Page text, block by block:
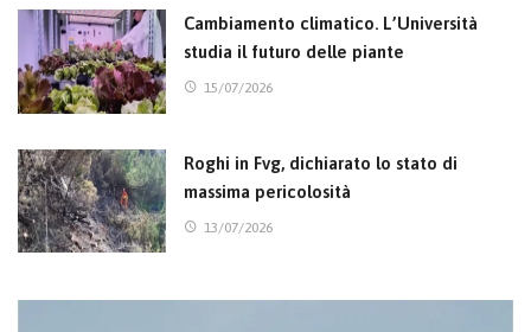
Cambiamento climatico. L’Università
studia il futuro delle piante
15/07/2026
Roghi in Fvg, dichiarato lo stato di
massima pericolosità
13/07/2026